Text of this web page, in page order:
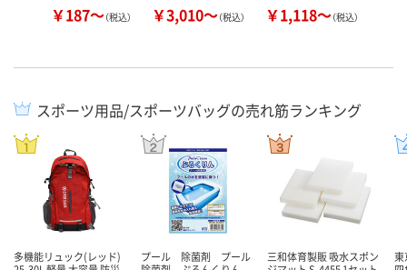
￥187～（税込） ￥3,010～（税込） ￥1,118～（税込）
スポーツ用品/スポーツバッグの売れ筋ランキング
多機能リュック(レッド)
プール 除菌剤 プール
三和体育製販 吸水スポン
東